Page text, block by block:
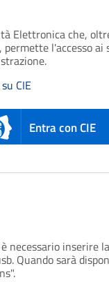
Elettronica che,
l'accesso ai
CIE
Entra con CIE
è necessario inserire
Quando sarà